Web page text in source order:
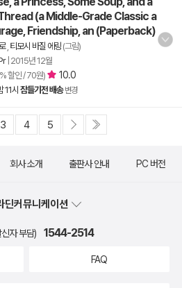
(a Middle-Grade Classic a
Friendship, an (Paperback)
, 티모시 바질 에링 (그림)
| 2015년 12월
할인 / 70원) 10.0
11시 잠들기전 배송 변경
3 4 5
회사 소개 출판사 안내 PC 버전
딘커뮤니케이션
자 부담) 1544-2514
FAQ